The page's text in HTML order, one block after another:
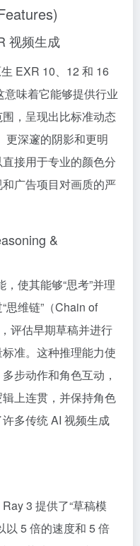
视频生成
EXR 10、12 和 16
味着它能够提供行业
，呈现出比标准动态
更深邃的阴影和更明
接用于专业的颜色分
广告项目对画质的严
&
使其能够“思考”并理
思维链”（Chain of
评估早期草稿并进行
准。这种推理能力使
步动作和角色互动，
上连贯，并保持角色
多传统 AI 视频生成
3 提供了“草稿模
以 5 倍的速度和 5 倍